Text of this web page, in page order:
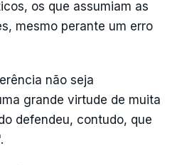
os que assumiam as
mesmo perante um erro
não seja
grande virtude de muita
defendeu, contudo, que